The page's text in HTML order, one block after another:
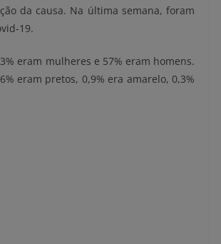
da causa. Na última semana, foram
19.
eram mulheres e 57% eram homens.
eram pretos, 0,9% era amarelo, 0,3%